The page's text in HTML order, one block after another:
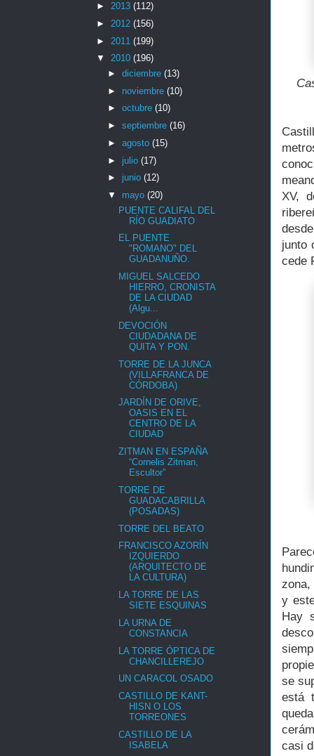
XV,
junto
cede
zona,
y
Hay
se
está
casi
► 2013 (112)
► 2012 (156)
► 2011 (199)
▼ 2010 (196)
► diciembre (13)
► noviembre (10)
► octubre (10)
► septiembre (16)
► agosto (15)
► julio (17)
► junio (12)
▼ mayo (20)
PUENTE CALIFAL DEL
RÍO GUADIATO
EL PUENTE
"ROMANO" DEL
GUADANUÑO.
MIGUEL SALCEDO
HIERRO, CRONISTA
DE LA CIUDAD
(Algu...
DEVOCIÓN
CIUDADANA DE
QUITA Y PON.
TORRE DE LA JUNCA
(VILLAFRANCA DE
CÓRDOBA)
JARDÍN DE ORIVE,
OASIS EN EL
CENTRO DE LA
CIUDAD
ZITMAN EN ESPAÑA
“Cornelis Zitman,
Escultor”
TORRE DE
GUADACABRILLA
(POSADAS)
TORRE DEL BEATO
FRANCISCO AZORÍN
IZQUIERDO
(ARQUITECTO DE
LA CULTURA)
LA TORRE DE LAS
SIETE ESQUINAS
LA URNA DE
CONSTANCIA
LA TORRE ÓPTICA DE
CHANCILLEREJO
UN CARACOL OSADO
CASTILLO DE KANT-
HISN O LOS
TORREONES
CASTILLO DE LA
ISABELA